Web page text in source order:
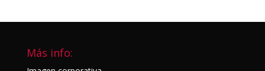
Más info: